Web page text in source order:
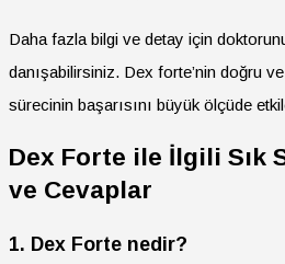
Daha fazla bilgi ve detay için
danışabilirsiniz. Dex forte’nin doğru
sürecinin başarısını büyük ölçüde
Dex Forte ile İlgili Sık
ve Cevaplar
1. Dex Forte nedir?